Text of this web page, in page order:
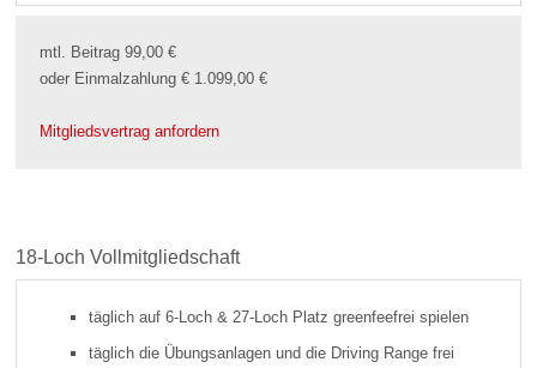
mtl. Beitrag 99,00 €
oder Einmalzahlung € 1.099,00 €
Mitgliedsvertrag anfordern
18-Loch Vollmitgliedschaft
täglich auf 6-Loch & 27-Loch Platz greenfeefrei spielen
täglich die Übungsanlagen und die Driving Range frei